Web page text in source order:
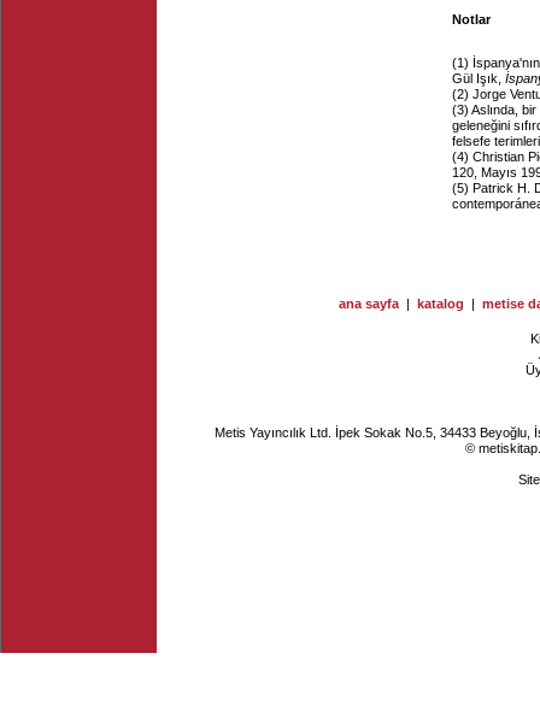
Notlar
(1)
Gül Işık,
(2) Jorge
(3) Aslında,
geleneğini
felsefe
(4) Christian
120, Mayıs
(5) Patrick H.
ana sayfa | katalog | metise
Metis Yayıncılık Ltd. İpek Sokak No.5, 34433
©